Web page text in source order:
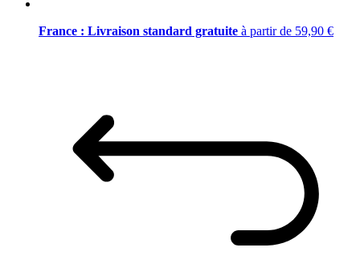
France : Livraison standard gratuite à partir de 59,90 €